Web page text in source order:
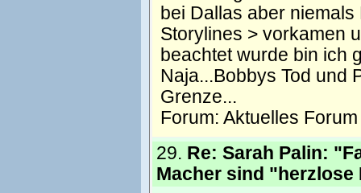
bei Dallas aber
Storylines > vorkamen
beachtet wurde bin ich
Naja...Bobbys Tod und
Grenze...
Forum: Aktuelles Forum
29. Re: Sarah Palin:
Macher sind "herzlose